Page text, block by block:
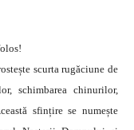
scurta rugăciune de
schimbarea chinurilor,
sfințire se numește